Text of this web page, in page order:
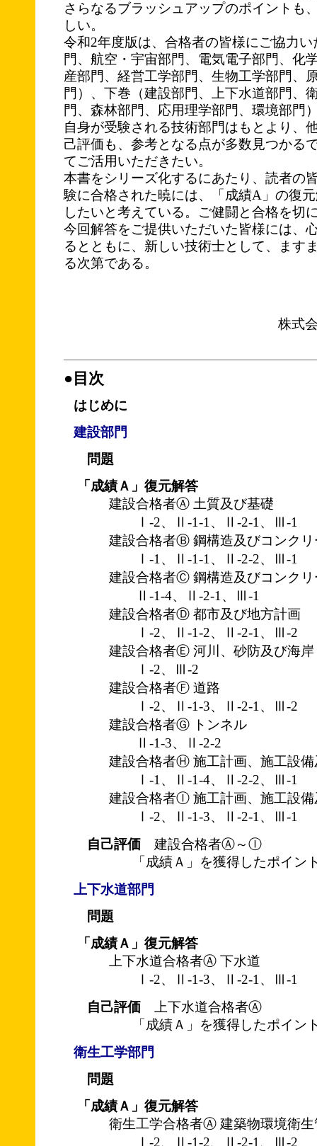
さらなるブラッシュアップのポイントも
しい。
令和2年度版は、合格者の皆様にご協力い
門、航空・宇宙部門、電気電子部門、化
産部門、経営工学部門、生物工学部門、
門）、 下巻（建設部門、上下水道部門、
門、森林部門、応用理学部門、環境部門
自身が受験される技術部門はもとより、
己評価も、参考となる点が多数見つかる
てご活用いただきたい。
本書をシリーズ化するにあたり、読者の
験に合格された暁には、「成績A」の復
したいと考えている。ご健闘と合格を切
今回解答をご提供いただいた皆様には、
るとともに、新しい技術士として、ます
る次第である。
株式
●目次
はじめに
建設部門
問題
「成績Ａ」復元解答
建設合格者Ⓐ 土質及び基礎
Ⅰ-2、Ⅱ-1-1、Ⅱ-2-1、Ⅲ-1
建設合格者Ⓑ 鋼構造及びコンクリ
Ⅰ-1、Ⅱ-1-1、Ⅱ-2-2、Ⅲ-1
建設合格者Ⓒ 鋼構造及びコンクリ
Ⅱ-1-4、Ⅱ-2-1、Ⅲ-1
建設合格者Ⓓ 都市及び地方計画
Ⅰ-2、Ⅱ-1-2、Ⅱ-2-1、Ⅲ-2
建設合格者Ⓔ 河川、砂防及び海岸
Ⅰ-2、Ⅲ-2
建設合格者Ⓕ 道路
Ⅰ-2、Ⅱ-1-3、Ⅱ-2-1、Ⅲ-2
建設合格者Ⓖ トンネル
Ⅱ-1-3、Ⅱ-2-2
建設合格者Ⓗ 施工計画、施工設備
Ⅰ-1、Ⅱ-1-4、Ⅱ-2-2、Ⅲ-1
建設合格者Ⓘ 施工計画、施工設備
Ⅰ-2、Ⅱ-1-3、Ⅱ-2-1、Ⅲ-1
自己評価 建設合格者Ⓐ～Ⓘ
「成績Ａ」を獲得したポイン
上下水道部門
問題
「成績Ａ」復元解答
上下水道合格者Ⓐ 下水道
Ⅰ-2、Ⅱ-1-3、Ⅱ-2-1、Ⅲ-1
自己評価
上下水道合格者Ⓐ
「成績Ａ」を獲得したポイン
衛生工学部門
問題
「成績Ａ」復元解答
衛生工学合格者Ⓐ 建築物環境衛生
Ⅰ-2、Ⅱ-1-2、Ⅱ-2-1、Ⅲ-2